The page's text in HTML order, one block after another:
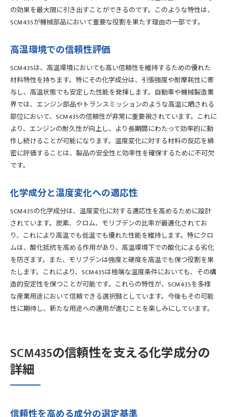
の効果を最大限に引き出すことができるのです。このような特性は、
SCM435が機械部品において重要な役割を果たす理由の一部です。
高温環境での信頼性評価
SCM435は、高温環境においても高い信頼性を維持するための優れた
材料特性を持ちます。特にその化学成分は、引張強度や耐摩耗性に寄
与し、高温状態でも安定した性能を発揮します。自動車や機械製造業
界では、エンジン部品やトランスミッションのような高温に晒される
部位において、SCM435の信頼性が非常に重要視されています。これに
より、エンジンの耐久性が向上し、より長期間にわたって効率的に動
作し続けることが可能になります。温度変化に対する材料の反応を綿
密に評価することは、製品の安全性と効率性を確保するために不可欠
です。
化学成分と温度変化への適応性
SCM435の化学成分は、温度変化に対する適応性を高めるために設計
されています。炭素、クロム、モリブデンの比率が最適化されてお
り、これにより高温でも低温でも優れた性能を維持します。特にクロ
ムは、酸化抵抗を高める作用があり、高温環境下での酸化による劣化
を防ぎます。また、モリブデンは強度と硬度を高温でも保つ役割を果
たします。これにより、SCM435は極端な温度条件においても、その構
造的安定性を保つことが可能です。これらの特性が、SCM435を多様
な産業用途において信頼できる選択肢としています。今後もその可能
性に期待し、新たな用途への適用が進むことを楽しみにしています。
SCM435の信頼性を支える化学成分の
詳細